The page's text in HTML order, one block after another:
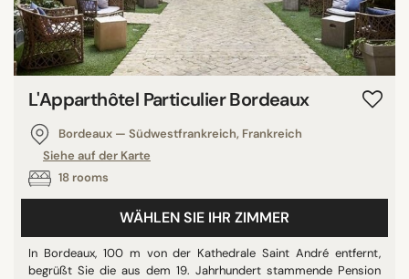
L'Apparthôtel Particulier Bordeaux
Bordeaux — Südwestfrankreich, Frankreich
Siehe auf der Karte
18 rooms
WÄHLEN SIE IHR ZIMMER
In Bordeaux, 100 m von der Kathedrale Saint André entfernt,
begrüßt Sie die aus dem 19. Jahrhundert stammende Pension